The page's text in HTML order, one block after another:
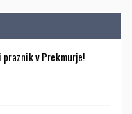
v Prekmurje!